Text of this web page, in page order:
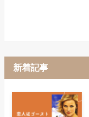
新着記事